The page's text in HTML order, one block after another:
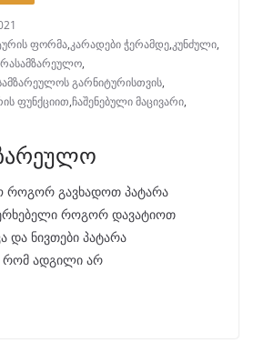
ფორმა,კარადები ჭერამდე,კუნძული,
,
გარნიტურისთვის,
ფუნქციით,ჩაშენებული მაცივარი,
როგორ გავხადოთ პატარა
როგორ დავატიოთ
და ნივთები პატარა
რომ ადგილი არ